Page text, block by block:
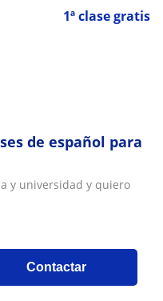
1ª clase gratis
de español para
y universidad y quiero
Contactar